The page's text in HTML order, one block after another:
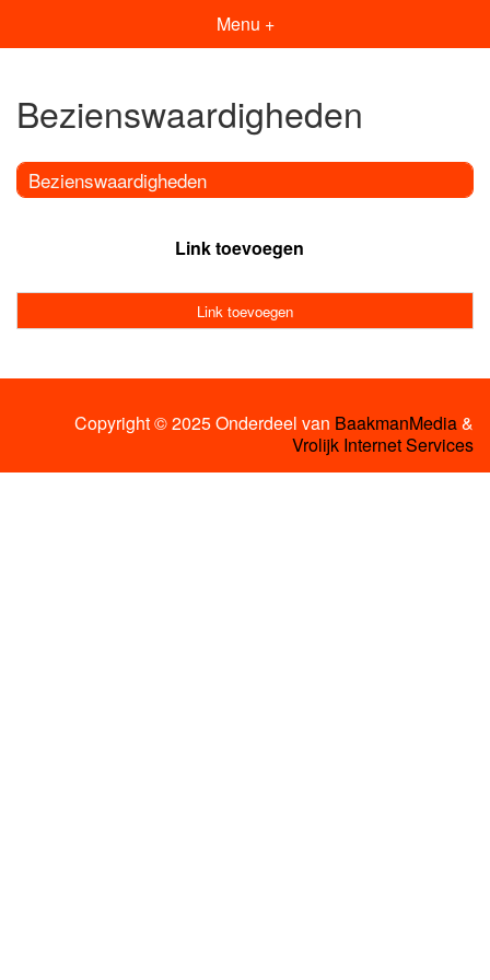
Menu +
Bezienswaardigheden
Bezienswaardigheden
Link toevoegen
Link toevoegen
Copyright © 2025 Onderdeel van BaakmanMedia&
Vrolijk Internet Services